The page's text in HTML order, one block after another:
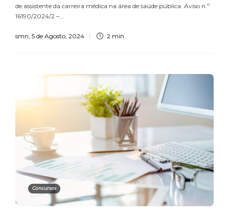
de assistente da carreira médica na área de saúde pública. Aviso n.º
16190/2024/2 –...
smn, 5 de Agosto, 2024 2 min
Concursos